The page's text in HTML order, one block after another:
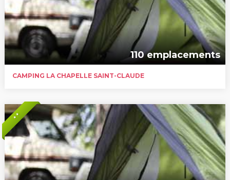
110 emplacements
CAMPING LA CHAPELLE SAINT-CLAUDE
* *